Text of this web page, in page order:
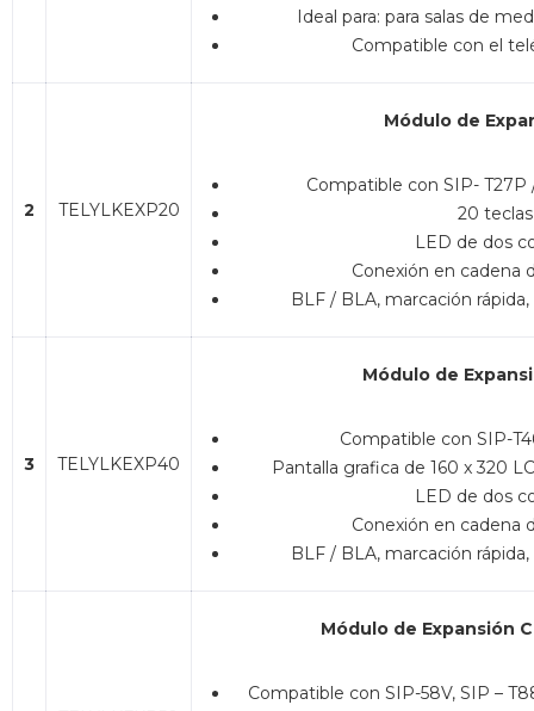
Ideal para: para salas de
Compatible con el
2 TELYLKEXP20
Módulo de
Compatible con SIP- T27P
20 teclas
LED de dos
Conexión en cadena
BLF / BLA, marcación
3 TELYLKEXP40
Módulo de
Compatible con SIP-
Pantalla grafica de 160 x 320
LED de dos
Conexión en cadena
BLF / BLA, marcación
Módulo de Expansión
Compatible con SIP-58V, SIP –